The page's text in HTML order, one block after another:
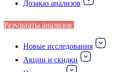
Дозаказ анализов
Результаты анализов
Новые исследования
Акции и скидки